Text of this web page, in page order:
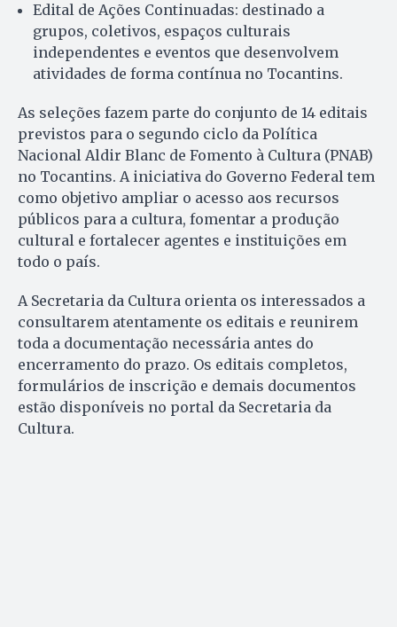
Edital de Ações Continuadas: destinado a
grupos, coletivos, espaços culturais
independentes e eventos que desenvolvem
atividades de forma contínua no Tocantins.
As seleções fazem parte do conjunto de 14 editais
previstos para o segundo ciclo da Política
Nacional Aldir Blanc de Fomento à Cultura (PNAB)
no Tocantins. A iniciativa do Governo Federal tem
como objetivo ampliar o acesso aos recursos
públicos para a cultura, fomentar a produção
cultural e fortalecer agentes e instituições em
todo o país.
A Secretaria da Cultura orienta os interessados a
consultarem atentamente os editais e reunirem
toda a documentação necessária antes do
encerramento do prazo. Os editais completos,
formulários de inscrição e demais documentos
estão disponíveis no portal da Secretaria da
Cultura.